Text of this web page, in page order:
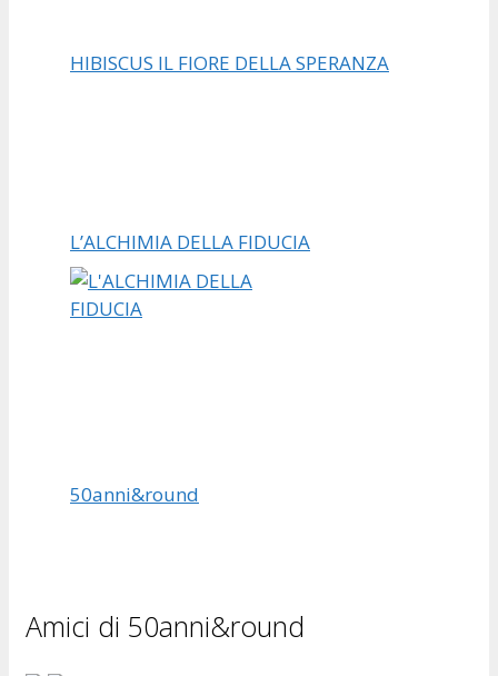
HIBISCUS IL FIORE DELLA SPERANZA
L’ALCHIMIA DELLA FIDUCIA
50anni&round
Amici di 50anni&round